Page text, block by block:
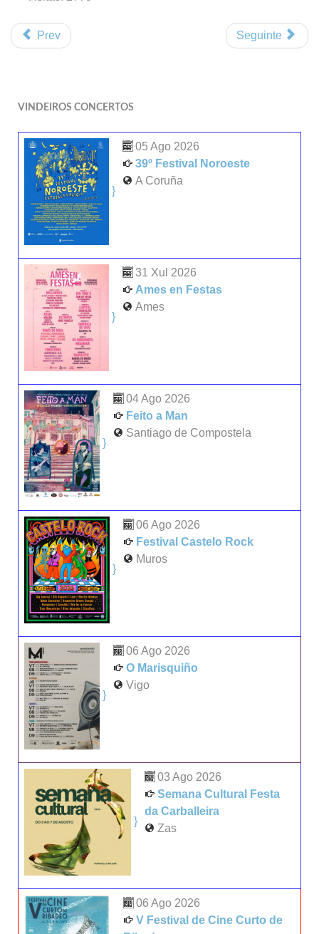
Prev Seguinte
VINDEIROS CONCERTOS
}
05 Ago 2026
39º Festival Noroeste
A Coruña
}
31 Xul 2026
Ames en Festas
Ames
}
04 Ago 2026
Feito a Man
Santiago de Compostela
}
06 Ago 2026
Festival Castelo Rock
Muros
}
06 Ago 2026
O Marisquiño
Vigo
}
03 Ago 2026
Semana Cultural Festa
da Carballeira
Zas
06 Ago 2026
V Festival de Cine Curto de